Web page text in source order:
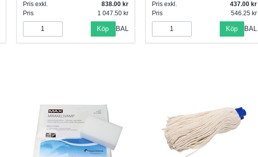
Pris exkl.
838.00
Pris
1 047.50
Köp BAL
Pris exkl.
437.00
Pris
546.25
Köp BAL